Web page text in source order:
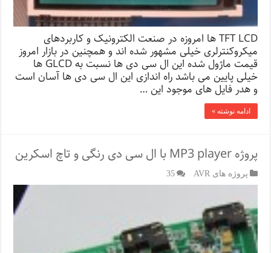
TFT LCD ها امروزه در صنعت الکترونیک و کاربردهای
میکروکنترلری خیلی مشهور شده اند و همچنین در بازار امروز
قیمت ماژول شده این ال سی دی ها نسبت به GLCD ها
خیلی پایین می باشد راه اندازی این ال سی دی ها آسان است
و هدر فایل های موجود این …
ادامه نوشته »
پروژه MP3 player با ال سی دی رنگی و تاچ اسکرین
پروژه های AVR 35